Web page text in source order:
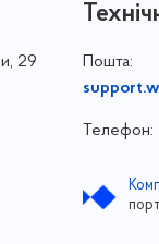
29
Пошта:
Телефон: